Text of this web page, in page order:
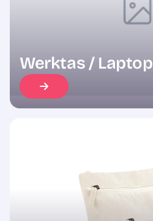
Werktas / Laptop